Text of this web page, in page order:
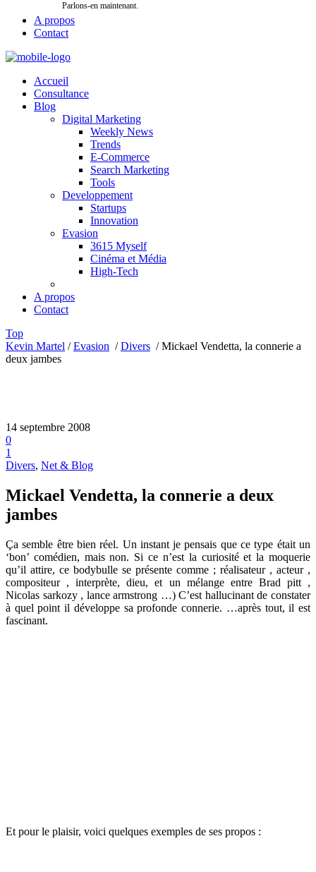
Parlons-en maintenant.
A propos
Contact
Accueil
Consultance
Blog
Digital Marketing
Weekly News
Trends
E-Commerce
Search Marketing
Tools
Developpement
Startups
Innovation
Evasion
3615 Myself
Cinéma et Média
High-Tech
A propos
Contact
Top
Kevin Martel /Evasion /Divers /Mickael Vendetta, la connerie a
deux jambes
14 septembre 2008
0
1
Divers, Net & Blog
Mickael Vendetta, la connerie a deux
jambes
Ça semble être bien réel. Un instant je pensais que ce type était un
‘bon’ comédien, mais non. Si ce n’est la curiosité et la moquerie
qu’il attire, ce bodybulle se présente comme ; réalisateur , acteur ,
compositeur , interprète, dieu, et un mélange entre Brad pitt ,
Nicolas sarkozy , lance armstrong …) C’est hallucinant de constater
à quel point il développe sa profonde connerie. …après tout, il est
fascinant.
Et pour le plaisir, voici quelques exemples de ses propos :